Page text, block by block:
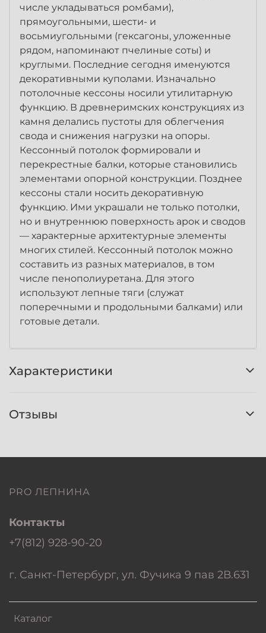
числе укладываться ромбами),
прямоугольными, шести- и
восьмиугольными (гексагоны, уложенные
рядом, напоминают пчелиные соты) и
круглыми. Последние сегодня именуются
декоративными куполами. Изначально
потолочные кессоны носили утилитарную
функцию. В древнеримских конструкциях из
камня делались пустоты для облегчения
свода и снижения нагрузки на опоры.
Кессонный потолок формировали и
перекрестные балки, которые становились
элементами опорной конструкции. Позднее
кессоны стали носить декоративную
функцию. Ими украшали не только потолки,
но и внутреннюю поверхность арок и сводов
— характерные архитектурные элементы
многих стилей. Кессонный потолок можно
составить из разных материалов, в том
числе пенополиуретана. Для этого
используют лепные тяги (служат
поперечными и продольными балками) или
готовые детали.
Характеристики
Отзывы
PRO ЛЕПНИНА
Каталог
Контакты
+7(812) 928-90-20
г. Санкт-Петербург, ул. Фучика 9 пав 2В.631